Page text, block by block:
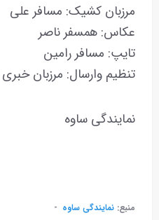
مرزبان کشیک: مسافر علی
عکاس: همسفر ناصر
تایپ: مسافر رامین
تنظیم وارسال: مرزبان
نمایندگی ساوه
منبع: نمایندگی ساوه